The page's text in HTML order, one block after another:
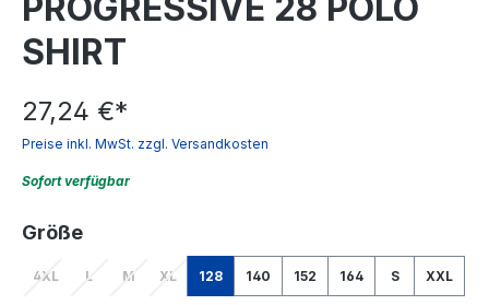
SHIRT
27,24 €*
Preise inkl. MwSt. zzgl. Versandkosten
Sofort verfügbar
Größeauswählen
4XL(Diese Option ist zurzeit nicht verfügbar.)
L(Diese Option ist zurzeit nicht verfügbar.)
M(Diese Option ist zurzeit nicht verfügbar.)
XL(Diese Option ist zurzeit nicht verfügbar.)
128 140 152 164 S XXL